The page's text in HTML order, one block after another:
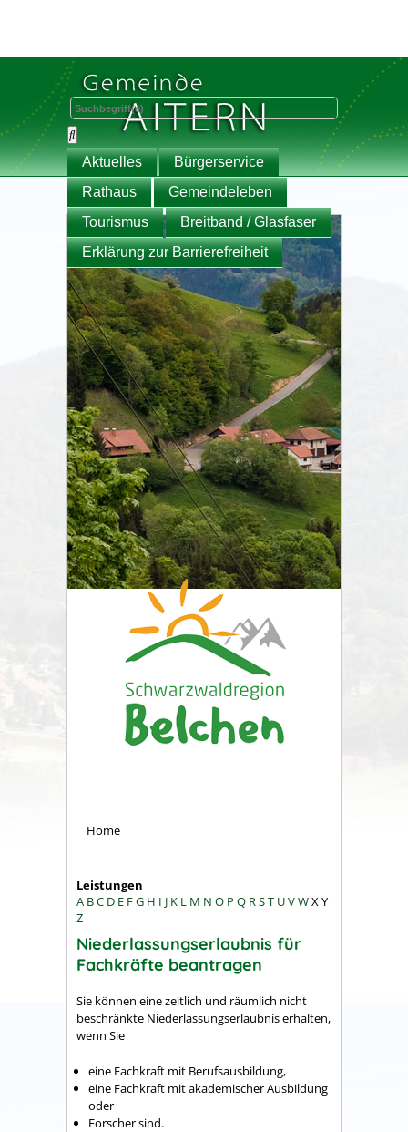
Aktuelles
Bürgerservice
Rathaus
Gemeindeleben
Tourismus
Breitband / Glasfaser
Erklärung zur Barrierefreiheit
Home
Leistungen
A BC D E FG H I J K L M N O P Q RST UVWXY
Z
Niederlassungserlaubnis für
Fachkräfte beantragen
Sie können eine zeitlich und räumlich nicht
beschränkte Niederlassungserlaubnis erhalten,
wenn Sie
eine Fachkraft mit Berufsausbildung,
eine Fachkraft mit akademischer Ausbildung
oder
Forscher sind.